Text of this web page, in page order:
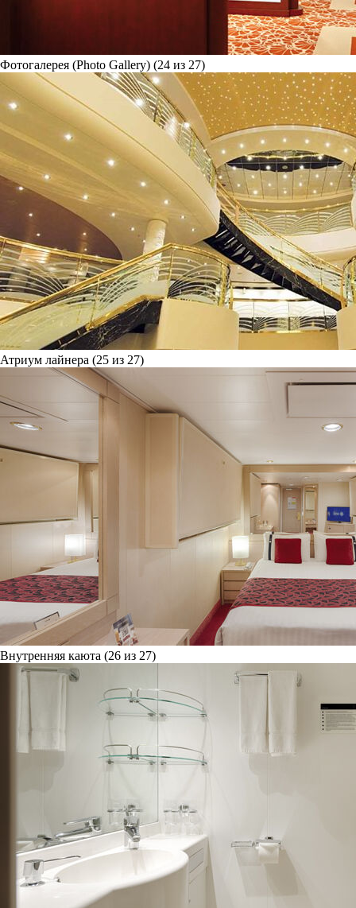
Фотогалерея (Photo Gallery) (24 из 27)
Атриум лайнера (25 из 27)
Внутренняя каюта (26 из 27)